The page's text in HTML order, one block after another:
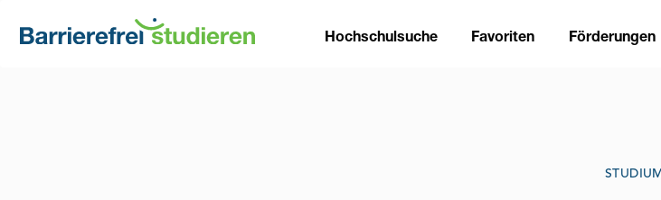
zum
Inhalt
Main
Hochschulsuche Favoriten Förderungen
STUDIUM